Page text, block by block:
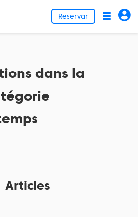
Reservar
dans la
Articles